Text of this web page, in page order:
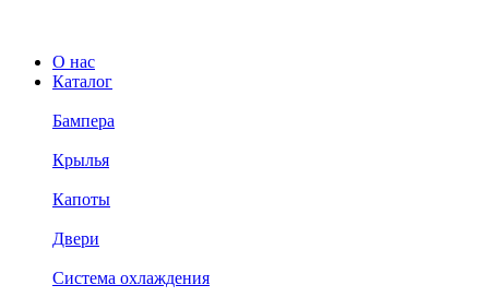
О нас
Каталог
Бампера
Крылья
Капоты
Двери
Система охлаждения